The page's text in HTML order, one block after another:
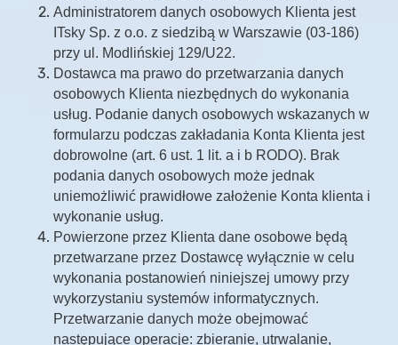
Administratorem danych osobowych Klienta jest
ITsky Sp. z o.o. z siedzibą w Warszawie (03-186)
przy ul. Modlińskiej 129/U22.
Dostawca ma prawo do przetwarzania danych
osobowych Klienta niezbędnych do wykonania
usług. Podanie danych osobowych wskazanych w
formularzu podczas zakładania Konta Klienta jest
dobrowolne (art. 6 ust. 1 lit. a i b RODO). Brak
podania danych osobowych może jednak
uniemożliwić prawidłowe założenie Konta klienta i
wykonanie usług.
Powierzone przez Klienta dane osobowe będą
przetwarzane przez Dostawcę wyłącznie w celu
wykonania postanowień niniejszej umowy przy
wykorzystaniu systemów informatycznych.
Przetwarzanie danych może obejmować
następujące operacje: zbieranie, utrwalanie,